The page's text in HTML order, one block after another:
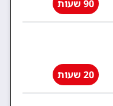
90 שעות
20 שעות